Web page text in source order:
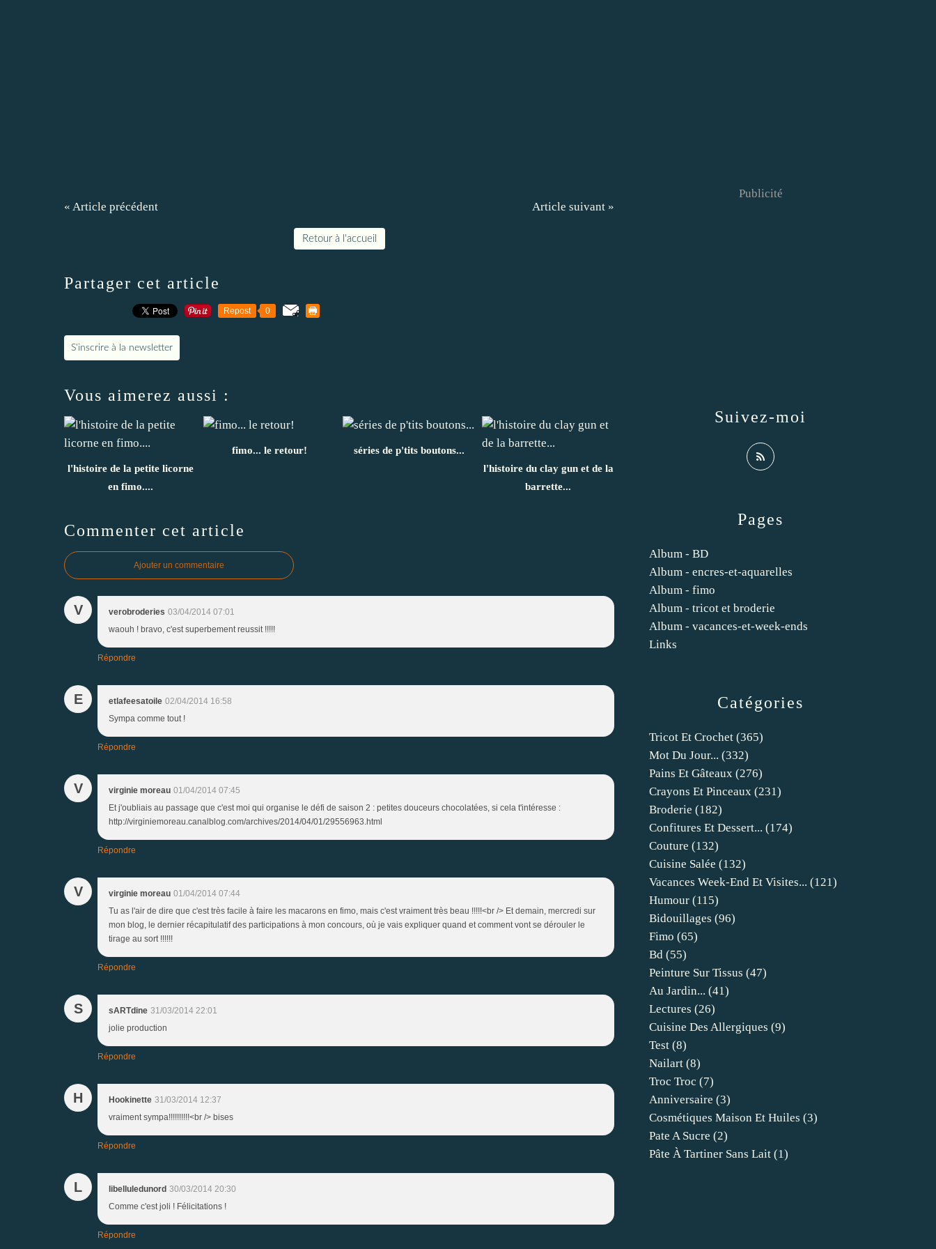
« Article précédent Article suivant »
Retour à l'accueil
Partager cet article
Repost 0
S'inscrire à la newsletter
Vous aimerez aussi :
l'histoire de la petite licorne
en fimo....
fimo... le retour!
séries de p'tits boutons...
l'histoire du clay gun et de la
barrette...
Commenter cet article
Ajouter un commentaire
V verobroderies 03/04/2014 07:01
waouh ! bravo, c'est superbement reussit !!!!!
Répondre
E etlafeesatoile 02/04/2014 16:58
Sympa comme tout !
Répondre
V virginie moreau 01/04/2014 07:45
Et j'oubliais au passage que c'est moi qui organise le défi de saison 2 : petites douceurs chocolatées, si cela t'intéresse :
http://virginiemoreau.canalblog.com/archives/2014/04/01/29556963.html
Répondre
V virginie moreau 01/04/2014 07:44
Tu as l'air de dire que c'est très facile à faire les macarons en fimo, mais c'est vraiment très beau !!!!!<br /> Et demain, mercredi sur
mon blog, le dernier récapitulatif des participations à mon concours, où je vais expliquer quand et comment vont se dérouler le
tirage au sort !!!!!!
Répondre
S sARTdine 31/03/2014 22:01
jolie production
Répondre
H Hookinette 31/03/2014 12:37
vraiment sympa!!!!!!!!!!<br /> bises
Répondre
L libelluledunord 30/03/2014 20:30
Comme c'est joli ! Félicitations !
Répondre
Catégories
Tricot Et Crochet (365)
Mot Du Jour... (332)
Pains Et Gâteaux (276)
Crayons Et Pinceaux (231)
Broderie (182)
Confitures Et Dessert... (174)
Couture (132)
Cuisine Salée (132)
Vacances Week-End Et Visites... (121)
Humour (115)
Bidouillages (96)
Fimo (65)
Bd (55)
Peinture Sur Tissus (47)
Au Jardin... (41)
Lectures (26)
Cuisine Des Allergiques (9)
Test (8)
Nailart (8)
Troc Troc (7)
Anniversaire (3)
Cosmétiques Maison Et Huiles (3)
Pate A Sucre (2)
Pâte À Tartiner Sans Lait (1)
Pages
Album - BD
Album - encres-et-aquarelles
Album - fimo
Album - tricot et broderie
Album - vacances-et-week-ends
Links
Suivez-moi
Publicité